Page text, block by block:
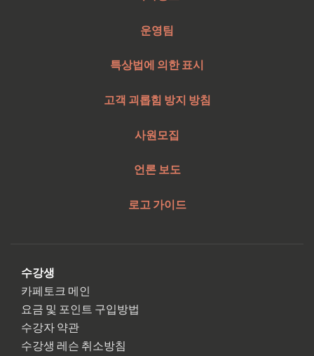
운영팀
특상법에 의한 표시
고객 괴롭힘 방지 방침
사원모집
언론 보도
로고 가이드
수강생
카페토크 메인
요금 및 포인트 구입방법
수강자 약관
수강생 레슨 취소방침